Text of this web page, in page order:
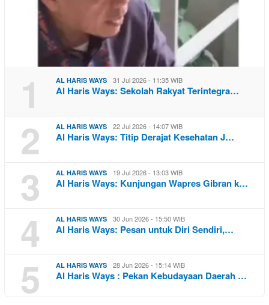
1 AL HARIS WAYS 31 Jul 2026 - 11:35 WIB
Al Haris Ways: Sekolah Rakyat Terintegra…
2 AL HARIS WAYS 22 Jul 2026 - 14:07 WIB
Al Haris Ways: Titip Derajat Kesehatan J…
3 AL HARIS WAYS 19 Jul 2026 - 13:03 WIB
Al Haris Ways: Kunjungan Wapres Gibran k…
4 AL HARIS WAYS 30 Jun 2026 - 15:50 WIB
Al Haris Ways: Pesan untuk Diri Sendiri,…
5 AL HARIS WAYS 28 Jun 2026 - 15:14 WIB
Al Haris Ways : Pekan Kebudayaan Daerah …